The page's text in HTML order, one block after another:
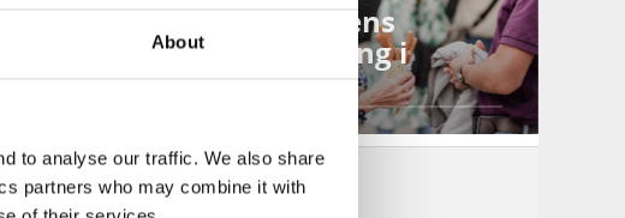
About
to analyse our traffic. We also share
partners who may combine it with
Sommarens
evenemang i
Lysekil